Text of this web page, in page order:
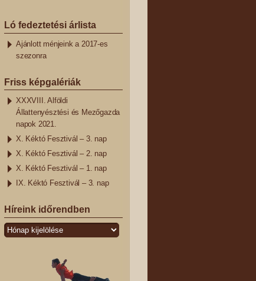
Ló fedeztetési árlista
Ajánlott ménjeink a 2017-es
szezonra
Friss képgalériák
XXXVIII. Alföldi
Állattenyésztési és Mezőgazda
napok 2021.
X. Kéktó Fesztivál – 3. nap
X. Kéktó Fesztivál – 2. nap
X. Kéktó Fesztivál – 1. nap
IX. Kéktó Fesztivál – 3. nap
Híreink időrendben